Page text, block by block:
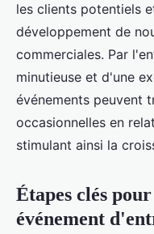
les clients potentiels
développement de
commerciales. Par
minutieuse et d'une
événements peuvent
occasionnelles en
stimulant ainsi la
Étapes clés
événement